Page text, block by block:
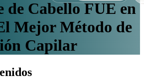
de Cabello FUE en
Mejor Método de
Capilar